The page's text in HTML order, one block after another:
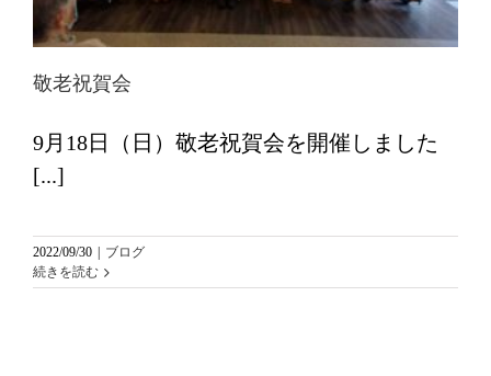
敬老祝賀会
9月18日（日）敬老祝賀会を開催しました
[...]
2022/09/30
ブログ
続きを読む